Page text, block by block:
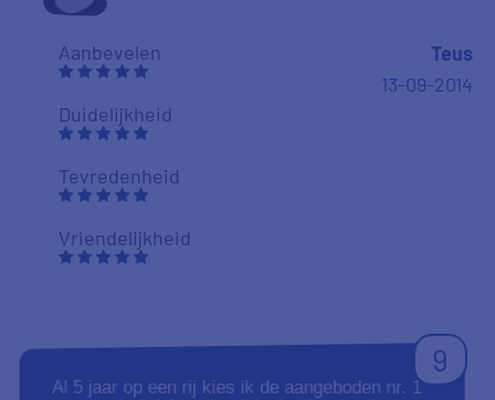
Aanbevelen
Duidelijkheid
Tevredenheid
Vriendelijkheid
Teus
13-09-2014
9
Al 5 jaar op een rij kies ik de aangeboden nr. 1